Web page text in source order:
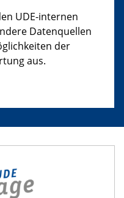
UDE-internen
Datenquellen
der
aus.